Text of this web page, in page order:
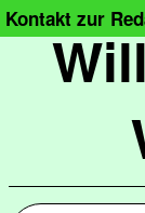
Kontakt zur